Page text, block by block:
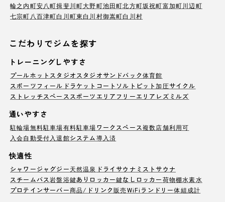
輪之内町安八町揖斐川町大野町池田町北方町坂祝町富加町川辺町
七宗町八百津町白川町東白川村御嵩町白川村
こだわりでジムを探す
トレーニングしやすさ
プールホットスタジオスタジオサンドバック体育館
スポーツフィールド ラケットコート ソルトピット加圧サイクル
ストレッチスペーススポーツエリア フリーエリア レズミルズ
通いやすさ
駐輪場無料駐車場有料駐車場ワークスペース複数店舗利用可
入会自動受付入退館システム導入済
快適性
シャワージャグジー天然温泉 ドライサウナ ミストサウナ
スチームバス岩盤浴鍵ありロッカー鍵なしロッカー荷物棚水素水
プロテインサーバー商品/ドリンク販売WiFi ランドリー体組成計